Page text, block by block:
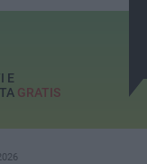
E
GRATIS